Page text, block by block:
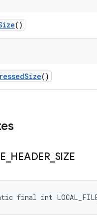
()
Size()
HEADER_ SIZE
final int